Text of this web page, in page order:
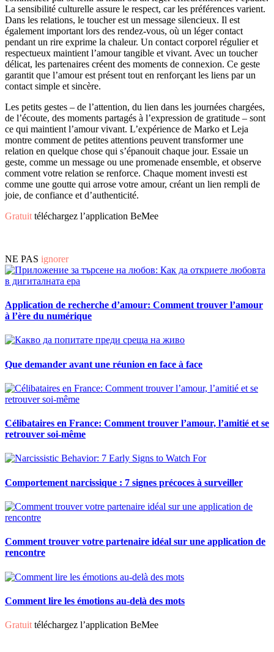
La sensibilité culturelle assure le respect, car les préférences varient.
Dans les relations, le toucher est un message silencieux. Il est
également important lors des rendez-vous, où un léger contact
pendant un rire exprime la chaleur. Un contact corporel régulier et
respectueux maintient l’amour tangible et vivant. Avec un toucher
délicat, les partenaires créent des moments de connexion. Ce geste
garantit que l’amour est présent tout en renforçant les liens par un
contact simple et sincère.
Les petits gestes – de l’attention, du lien dans les journées chargées,
de l’écoute, des moments partagés à l’expression de gratitude – sont
ce qui maintient l’amour vivant. L’expérience de Marko et Leja
montre comment de petites attentions peuvent transformer une
relation en quelque chose qui s’épanouit chaque jour. Essaie un
geste, comme un message ou une promenade ensemble, et observe
comment votre relation se renforce. Chaque moment investi est
comme une goutte qui arrose votre amour, créant un lien rempli de
joie, de confiance et d’authenticité.
Gratuit téléchargez l’application BeMee
NE PAS ignorer
Application de recherche d’amour: Comment trouver l’amour
à l’ère du numérique
Que demander avant une réunion en face à face
Célibataires en France: Comment trouver l’amour, l’amitié et se
retrouver soi-même
Comportement narcissique : 7 signes précoces à surveiller
Comment trouver votre partenaire idéal sur une application de
rencontre
Comment lire les émotions au-delà des mots
Gratuit téléchargez l’application BeMee